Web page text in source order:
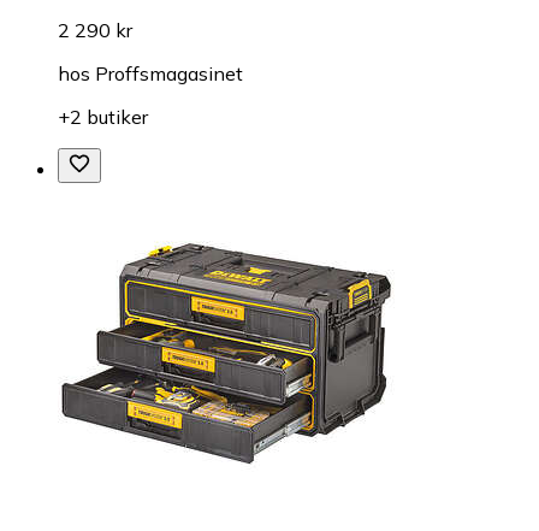
2 290 kr
hos Proffsmagasinet
+2 butiker